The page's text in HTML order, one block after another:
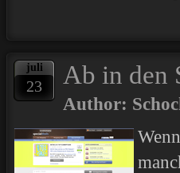
juli
23 Ab in den
Author: